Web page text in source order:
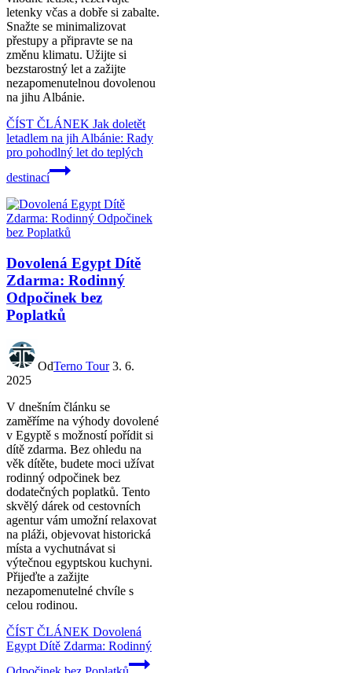
letenky včas a dobře si zabalte.
Snažte se minimalizovat
přestupy a připravte se na
změnu klimatu. Užijte si
bezstarostný let a zažijte
nezapomenutelnou dovolenou
na jihu Albánie.
ČÍST ČLÁNEK Jak doletět
letadlem na jih Albánie: Rady
pro pohodlný let do teplých
destinací
Dovolená Egypt Dítě
Zdarma: Rodinný
Odpočinek bez
Poplatků
OdTerno Tour 3. 6.
2025
V dnešním článku se
zaměříme na výhody dovolené
v Egyptě s možností pořídit si
dítě zdarma. Bez ohledu na
věk dítěte, budete moci užívat
rodinný odpočinek bez
dodatečných poplatků. Tento
skvělý dárek od cestovních
agentur vám umožní relaxovat
na pláži, objevovat historická
místa a vychutnávat si
výtečnou egyptskou kuchyni.
Přijeďte a zažijte
nezapomenutelné chvíle s
celou rodinou.
ČÍST ČLÁNEK Dovolená
Egypt Dítě Zdarma: Rodinný